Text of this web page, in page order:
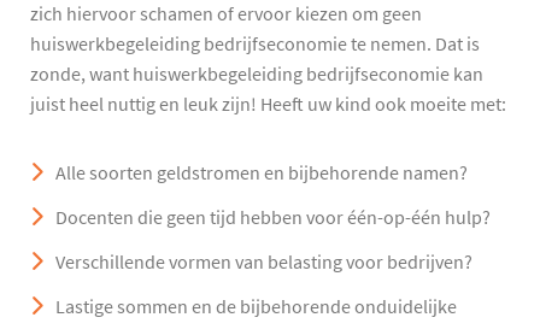
zich hiervoor schamen of ervoor kiezen om geen
huiswerkbegeleiding bedrijfseconomie te nemen. Dat is
zonde, want huiswerkbegeleiding bedrijfseconomie kan
juist heel nuttig en leuk zijn! Heeft uw kind ook moeite met:
Alle soorten geldstromen en bijbehorende namen?
Docenten die geen tijd hebben voor één-op-één hulp?
Verschillende vormen van belasting voor bedrijven?
Lastige sommen en de bijbehorende onduidelijke